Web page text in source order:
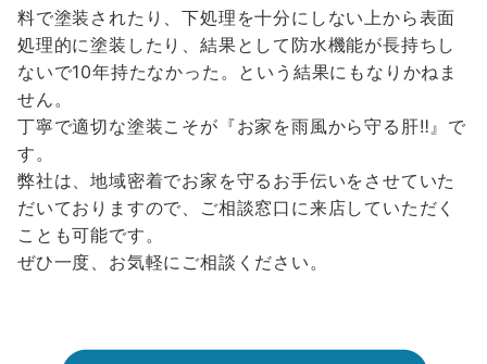
料で塗装されたり、下処理を十分にしない上から表面
処理的に塗装したり、結果として防水機能が長持ちし
ないで10年持たなかった。という結果にもなりかねま
せん。
丁寧で適切な塗装こそが『お家を雨風から守る肝‼』で
す。
弊社は、地域密着でお家を守るお手伝いをさせていた
だいておりますので、ご相談窓口に来店していただく
ことも可能です。
ぜひ一度、お気軽にご相談ください。